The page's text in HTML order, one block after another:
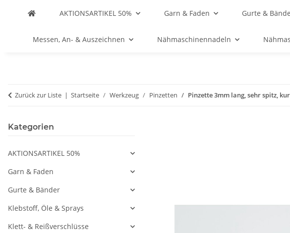
AKTIONSARTIKEL 50% Garn & Faden Gurte &
Messen, An- & Auszeichnen Nähmaschinennadeln
Zurück zur Liste Startseite Werkzeug Pinzetten Pinzette 3mm lang, sehr spitz,
Kategorien
AKTIONSARTIKEL 50%
Garn & Faden
Gurte & Bänder
Klebstoff, Öle & Sprays
Klett- & Reißverschlüsse